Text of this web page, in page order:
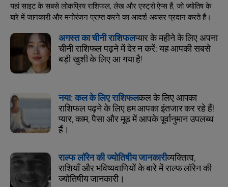
यहां साइट के सबसे लोकप्रिय राशिफल, लेख और एस्ट्रो ऐप्स हैं, जो ज्योतिष के
बारे में जानकारी और मनोरंजन प्राप्त करने का आदर्श अवसर प्रदान करते हैं।
अगस्त का चीनी राशिफलप्यार के महीने के लिए अपना
चीनी राशिफल पढ़ने में देर न करें: यह आपकी सबसे
बड़ी खुशी के लिए आ गया है!
नया: कल के लिए राशिफलकल के लिए आपका
राशिफल पढ़ने के लिए हम आपका इंतजार कर रहे हैं!
प्यार, काम, पैसा और मूड में आपके पूर्वानुमान उपलब्ध
हैं।
राल्फ लॉरेन की ज्योतिषीय जानकारीव्यक्तित्व,
राशियाँ और भविष्यवाणियों के बारे में राल्फ लॉरेन की
ज्योतिषीय जानकारी।